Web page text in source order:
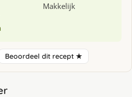
Makkelijk
Beoordeel dit recept ★